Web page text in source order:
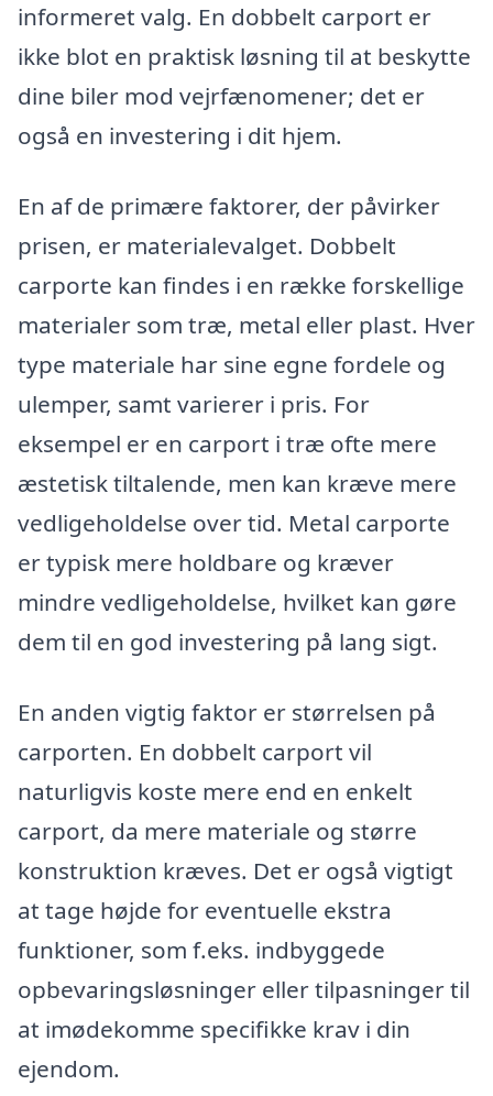
informeret valg. En dobbelt carport er
ikke blot en praktisk løsning til at beskytte
dine biler mod vejrfænomener; det er
også en investering i dit hjem.
En af de primære faktorer, der påvirker
prisen, er materialevalget. Dobbelt
carporte kan findes i en række forskellige
materialer som træ, metal eller plast. Hver
type materiale har sine egne fordele og
ulemper, samt varierer i pris. For
eksempel er en carport i træ ofte mere
æstetisk tiltalende, men kan kræve mere
vedligeholdelse over tid. Metal carporte
er typisk mere holdbare og kræver
mindre vedligeholdelse, hvilket kan gøre
dem til en god investering på lang sigt.
En anden vigtig faktor er størrelsen på
carporten. En dobbelt carport vil
naturligvis koste mere end en enkelt
carport, da mere materiale og større
konstruktion kræves. Det er også vigtigt
at tage højde for eventuelle ekstra
funktioner, som f.eks. indbyggede
opbevaringsløsninger eller tilpasninger til
at imødekomme specifikke krav i din
ejendom.